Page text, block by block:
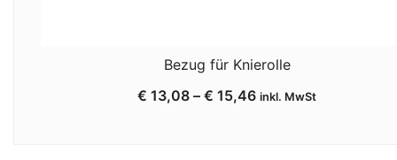
Bezug für Knierolle
€ 13,08 – € 15,46 inkl. MwSt